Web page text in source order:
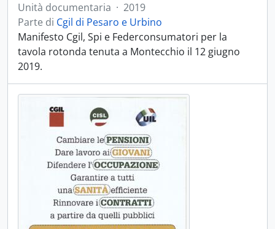
Unità documentaria · 2019
Parte di Cgil di Pesaro e Urbino
Manifesto Cgil, Spi e Federconsumatori per la
tavola rotonda tenuta a Montecchio il 12 giugno
2019.